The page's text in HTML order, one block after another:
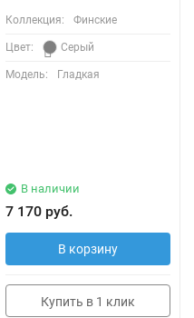
Коллекция: Финские
Цвет: Серый
Модель: Гладкая
В наличии
7 170 руб.
В корзину
Купить в 1 клик